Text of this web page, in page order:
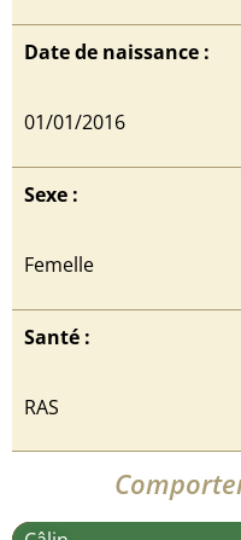
Date de naissance :
01/01/2016
Sexe :
Femelle
Santé :
RAS